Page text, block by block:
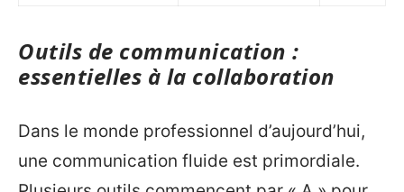
Outils de communication :
essentielles à la collaboration
Dans le monde professionnel d’aujourd’hui,
une communication fluide est primordiale.